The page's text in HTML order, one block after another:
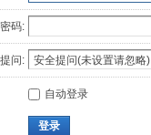
密码:
问:
自动登录
登录